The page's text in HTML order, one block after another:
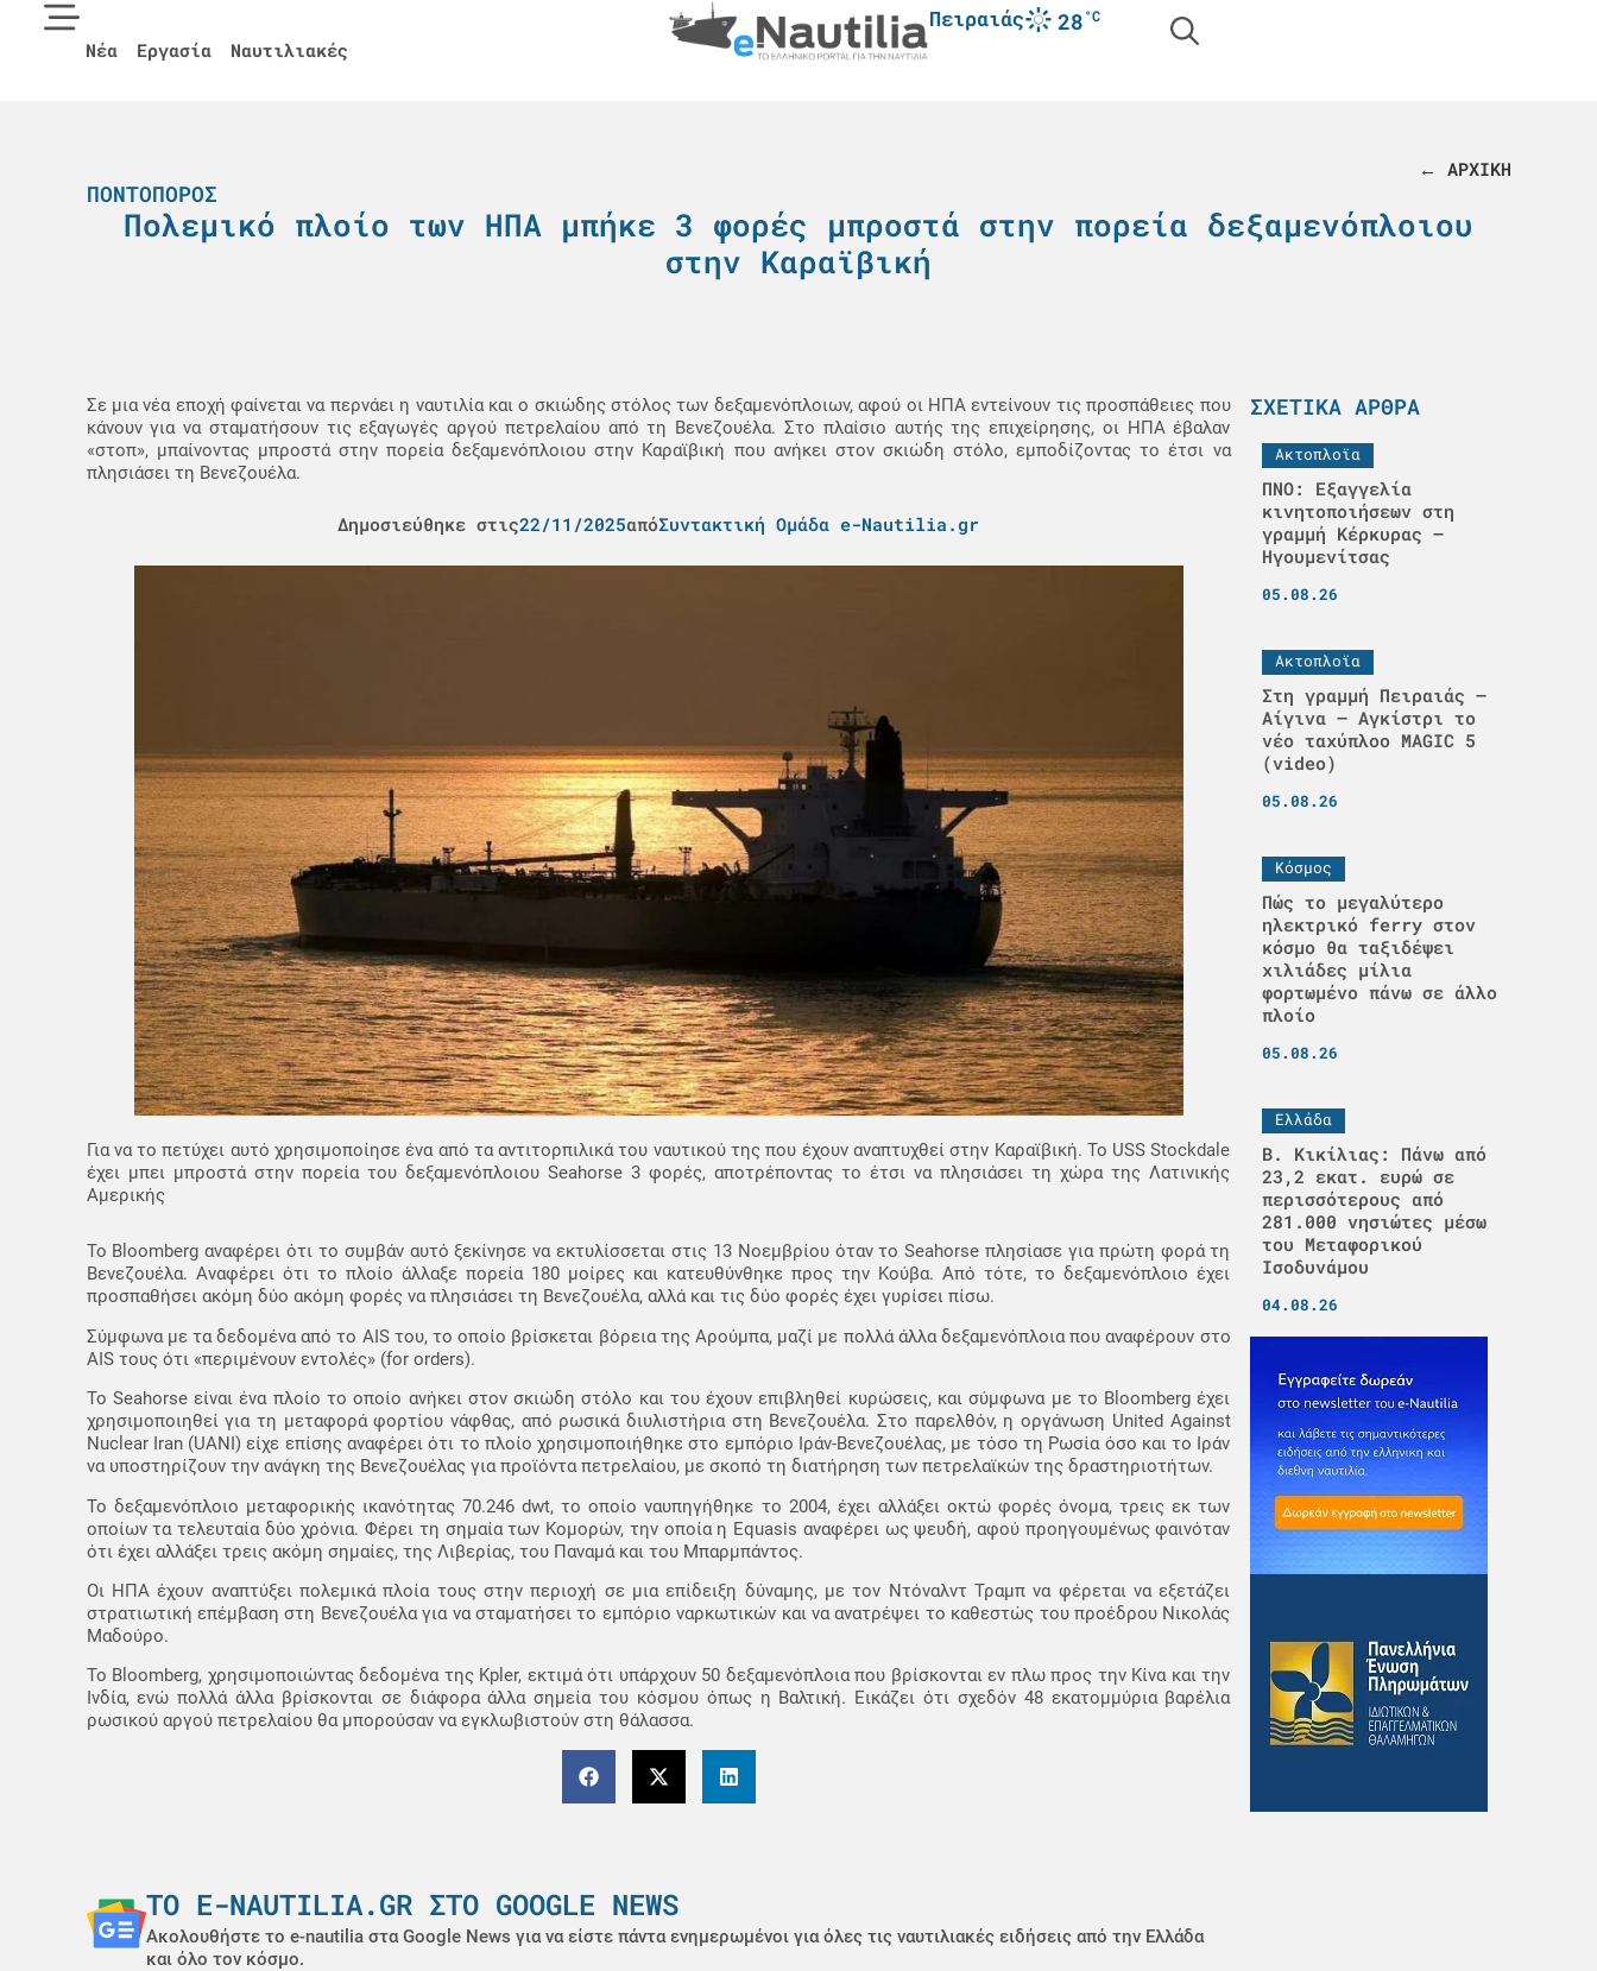
Νέα Εργασία Ναυτιλιακές
Πειραιάς 28°C
← ΑΡΧΙΚΗ
ΠΟΝΤΟΠΌΡΟΣ
Πολεμικό πλοίο των ΗΠΑ μπήκε 3 φορές μπροστά στην πορεία δεξαμενόπλοιου
στην Καραϊβική
Σε μια νέα εποχή φαίνεται να περνάει η ναυτιλία και ο σκιώδης στόλος των δεξαμενόπλοιων, αφού οι ΗΠΑ εντείνουν τις προσπάθειες που
κάνουν για να σταματήσουν τις εξαγωγές αργού πετρελαίου από τη Βενεζουέλα. Στο πλαίσιο αυτής της επιχείρησης, οι ΗΠΑ έβαλαν
«στοπ», μπαίνοντας μπροστά στην πορεία δεξαμενόπλοιου στην Καραϊβική που ανήκει στον σκιώδη στόλο, εμποδίζοντας το έτσι να
πλησιάσει τη Βενεζουέλα.
Δημοσιεύθηκε στις22/11/2025απόΣυντακτική Ομάδα e-Nautilia.gr
Για να το πετύχει αυτό χρησιμοποίησε ένα από τα αντιτορπιλικά του ναυτικού της που έχουν αναπτυχθεί στην Καραϊβική. Το USS Stockdale
έχει μπει μπροστά στην πορεία του δεξαμενόπλοιου Seahorse 3 φορές, αποτρέποντας το έτσι να πλησιάσει τη χώρα της Λατινικής
Αμερικής
Το Bloomberg αναφέρει ότι το συμβάν αυτό ξεκίνησε να εκτυλίσσεται στις 13 Νοεμβρίου όταν το Seahorse πλησίασε για πρώτη φορά τη
Βενεζουέλα. Αναφέρει ότι το πλοίο άλλαξε πορεία 180 μοίρες και κατευθύνθηκε προς την Κούβα. Από τότε, το δεξαμενόπλοιο έχει
προσπαθήσει ακόμη δύο ακόμη φορές να πλησιάσει τη Βενεζουέλα, αλλά και τις δύο φορές έχει γυρίσει πίσω.
Σύμφωνα με τα δεδομένα από το AIS του, το οποίο βρίσκεται βόρεια της Αρούμπα, μαζί με πολλά άλλα δεξαμενόπλοια που αναφέρουν στο
AIS τους ότι «περιμένουν εντολές» (for orders).
Το Seahorse είναι ένα πλοίο το οποίο ανήκει στον σκιώδη στόλο και του έχουν επιβληθεί κυρώσεις, και σύμφωνα με το Bloomberg έχει
χρησιμοποιηθεί για τη μεταφορά φορτίου νάφθας, από ρωσικά διυλιστήρια στη Βενεζουέλα. Στο παρελθόν, η οργάνωση United Against
Nuclear Iran (UANI) είχε επίσης αναφέρει ότι το πλοίο χρησιμοποιήθηκε στο εμπόριο Ιράν-Βενεζουέλας, με τόσο τη Ρωσία όσο και το Ιράν
να υποστηρίζουν την ανάγκη της Βενεζουέλας για προϊόντα πετρελαίου, με σκοπό τη διατήρηση των πετρελαϊκών της δραστηριοτήτων.
Το δεξαμενόπλοιο μεταφορικής ικανότητας 70.246 dwt, το οποίο ναυπηγήθηκε το 2004, έχει αλλάξει οκτώ φορές όνομα, τρεις εκ των
οποίων τα τελευταία δύο χρόνια. Φέρει τη σημαία των Κομορών, την οποία η Equasis αναφέρει ως ψευδή, αφού προηγουμένως φαινόταν
ότι έχει αλλάξει τρεις ακόμη σημαίες, της Λιβερίας, του Παναμά και του Μπαρμπάντος.
Οι ΗΠΑ έχουν αναπτύξει πολεμικά πλοία τους στην περιοχή σε μια επίδειξη δύναμης, με τον Ντόναλντ Τραμπ να φέρεται να εξετάζει
στρατιωτική επέμβαση στη Βενεζουέλα για να σταματήσει το εμπόριο ναρκωτικών και να ανατρέψει το καθεστώς του προέδρου Νικολάς
Μαδούρο.
Το Bloomberg, χρησιμοποιώντας δεδομένα της Kpler, εκτιμά ότι υπάρχουν 50 δεξαμενόπλοια που βρίσκονται εν πλω προς την Κίνα και την
Ινδία, ενώ πολλά άλλα βρίσκονται σε διάφορα άλλα σημεία του κόσμου όπως η Βαλτική. Εικάζει ότι σχεδόν 48 εκατομμύρια βαρέλια
ρωσικού αργού πετρελαίου θα μπορούσαν να εγκλωβιστούν στη θάλασσα.
ΤΟ E-NAUTILIA.GR ΣΤΟ GOOGLE NEWS
Ακολουθήστε το e-nautilia στα Google News για να είστε πάντα ενημερωμένοι για όλες τις ναυτιλιακές ειδήσεις από την Ελλάδα
και όλο τον κόσμο.
ΣΧΕΤΙΚΆ ΆΡΘΡΑ
Ακτοπλοϊα
ΠΝΟ: Εξαγγελία
κινητοποιήσεων στη
γραμμή Κέρκυρας –
Ηγουμενίτσας
05.08.26
Ακτοπλοϊα
Στη γραμμή Πειραιάς –
Αίγινα – Αγκίστρι το
νέο ταχύπλοο MAGIC 5
(video)
05.08.26
Κόσμος
Πώς το μεγαλύτερο
ηλεκτρικό ferry στον
κόσμο θα ταξιδέψει
χιλιάδες μίλια
φορτωμένο πάνω σε άλλο
πλοίο
05.08.26
Ελλάδα
Β. Κικίλιας: Πάνω από
23,2 εκατ. ευρώ σε
περισσότερους από
281.000 νησιώτες μέσω
του Μεταφορικού
Ισοδυνάμου
04.08.26